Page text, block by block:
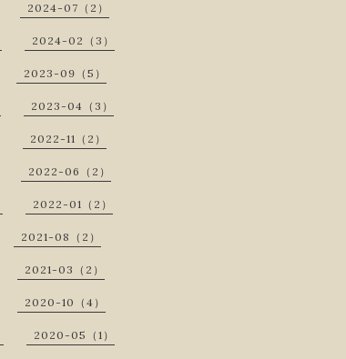
2024-07（2）
2024-02（3）
2023-09（5）
2023-04（3）
2022-11（2）
2022-06（2）
2022-01（2）
2021-08（2）
2021-03（2）
2020-10（4）
2020-05（1）